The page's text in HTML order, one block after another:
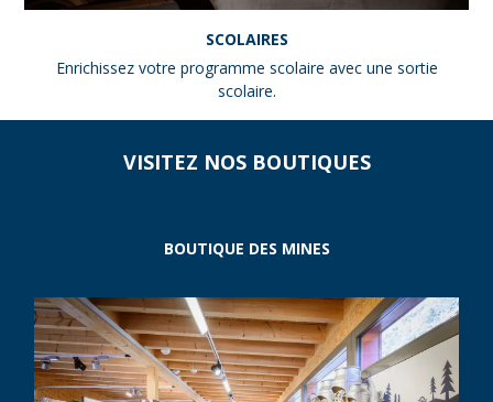
SCOLAIRES
Enrichissez votre programme scolaire avec une sortie
scolaire.
VISITEZ NOS BOUTIQUES
BOUTIQUE DES MINES